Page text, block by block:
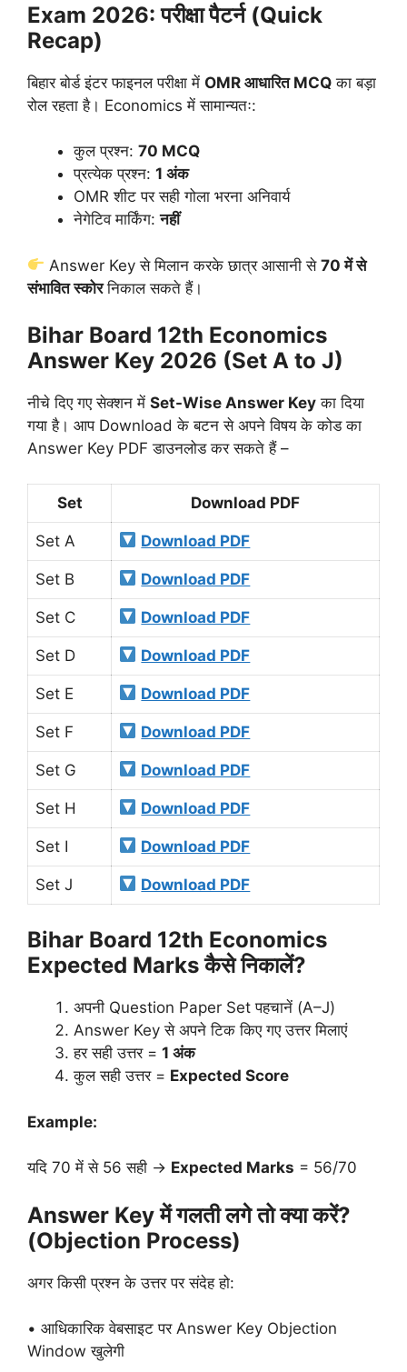
Exam 2026: परीक्षा पैटर्न (Quick
Recap)
बिहार बोर्ड इंटर फाइनल परीक्षा में OMR आधारित MCQ का बड़ा
रोल रहता है। Economics में सामान्यतः:
कुल प्रश्न: 70 MCQ
प्रत्येक प्रश्न: 1 अंक
OMR शीट पर सही गोला भरना अनिवार्य
नेगेटिव मार्किंग:नहीं
Answer Key से मिलान करके छात्र आसानी से70 में से
संभावित स्कोरनिकाल सकते हैं।
Bihar Board 12th Economics
Answer Key 2026 (Set A to J)
नीचे दिए गए सेक्शन में Set-Wise Answer Key का दिया
गया है। आप Download के बटन से अपने विषय के कोड का
Answer Key PDF डाउनलोड कर सकते हैं –
Set Download PDF
Set A Download PDF
Set B Download PDF
Set C Download PDF
Set D Download PDF
Set E Download PDF
Set F Download PDF
Set G Download PDF
Set H Download PDF
Set I Download PDF
Set J Download PDF
Bihar Board 12th Economics
Expected Marks कैसे निकालें?
अपनी Question Paper Set पहचानें (A–J)
Answer Key से अपने टिक किए गए उत्तर मिलाएं
हर सही उत्तर = 1 अंक
कुल सही उत्तर = Expected Score
Example:
यदि 70 में से 56 सही → Expected Marks = 56/70
Answer Key में गलती लगे तो क्या करें?
(Objection Process)
अगर किसी प्रश्न के उत्तर पर संदेह हो:
• आधिकारिक वेबसाइट पर Answer Key Objection
Window खुलेगी